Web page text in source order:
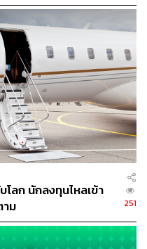
เป็นไฮไลต์เช่นเดียวกัน
ดียว ใช้เวลาประมาณ 20
ม่น้ำ และน้ำตกที่ทิ้งตัว
ละสดชื่นไม่น้อย
ลก นักลงทุนไหลเข้า
ม
251